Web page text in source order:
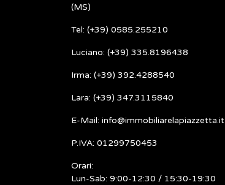
(MS)
Tel: (+39) 0585.255210
Luciano: (+39) 335.8196438
Irma: (+39) 392.4288540
Lara: (+39) 347.3115840
E-Mail: info@immobiliarelapiazzetta.it
P.IVA: 01299750453
Orari:
Lun-Sab: 9:00-12:30 / 15:30-19:30